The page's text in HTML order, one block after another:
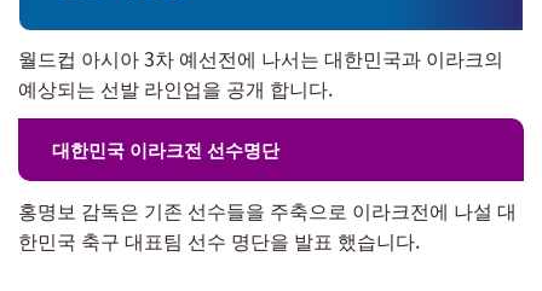
월드컵 아시아 3차 예선전에 나서는 대한민국과 이라크의
예상되는 선발 라인업을 공개 합니다.
대한민국 이라크전 선수명단
홍명보 감독은 기존 선수들을 주축으로 이라크전에 나설 대
한민국 축구 대표팀 선수 명단을 발표 했습니다.